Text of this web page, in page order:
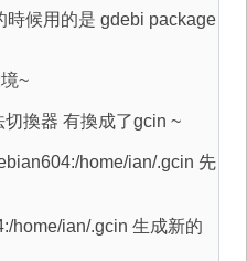
候用的是 gdebi package
~
換器 有換成了gcin ~
home/ian/.gcin 先
home/ian/.gcin 生成新的